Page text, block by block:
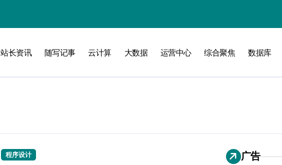
站长资讯 随写记事 云计算 大数据 运营中心 综合聚焦 数据库
程序设计 广告